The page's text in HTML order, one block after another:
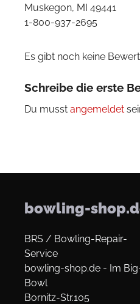
Muskegon, MI 49441
1-800-937-2695
Es gibt noch keine
Schreibe die erste
Du musst angemeldet
bowling-
BRS / Bowling-Repair-
Service
bowling-shop.de - Im
Bowl
Bornitz-Str.105